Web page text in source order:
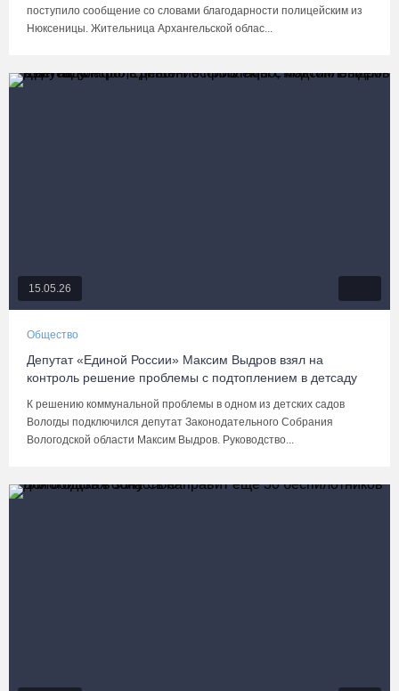
поступило сообщение со словами благодарности полицейским из
Нюксеницы. Жительница Архангельской облас...
15.05.26
Общество
Депутат «Единой России» Максим Выдров взял на
контроль решение проблемы с подтоплением в детсаду
К решению коммунальной проблемы в одном из детских садов
Вологды подключился депутат Законодательного Собрания
Вологодской области Максим Выдров. Руководство...